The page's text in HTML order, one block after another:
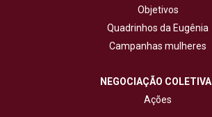
Objetivos
Quadrinhos da Eugênia
Campanhas mulheres
NEGOCIAÇÃO COLETIVA
Ações